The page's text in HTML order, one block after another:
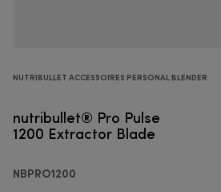
NUTRIBULLET ACCESSOIRES PERSONAL BLENDER
nutribullet® Pro Pulse
1200 Extractor Blade
NBPRO1200